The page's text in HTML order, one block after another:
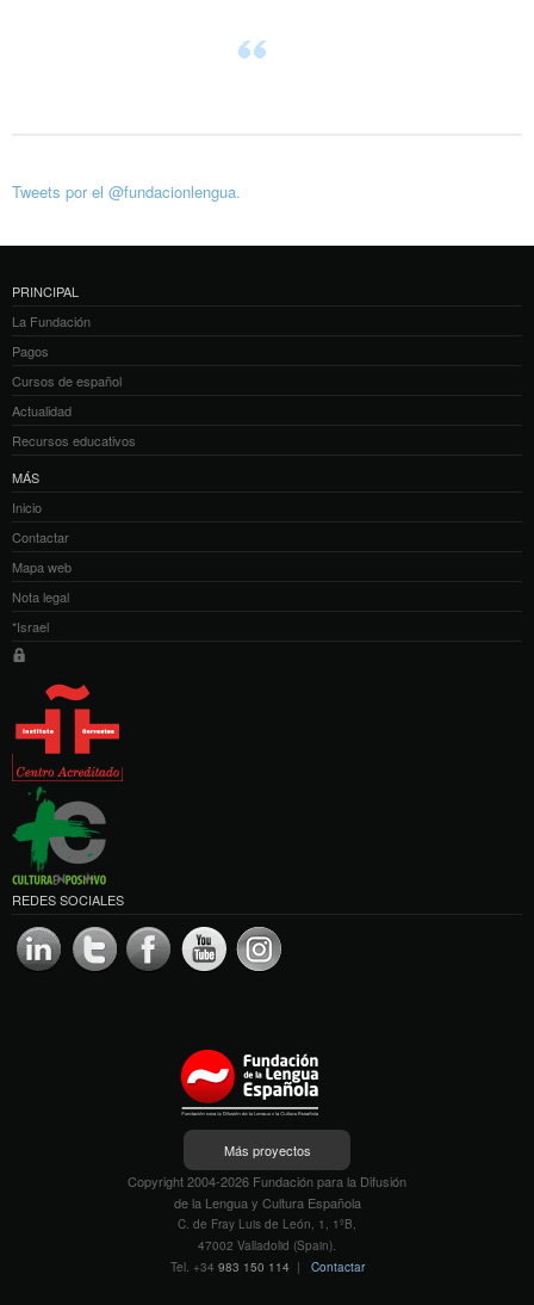
Tweets por el @fundacionlengua.
PRINCIPAL
La Fundación
Pagos
Cursos de español
Actualidad
Recursos educativos
MÁS
Inicio
Contactar
Mapa web
Nota legal
*Israel
REDES SOCIALES
Más proyectos
Copyright 2004-2026 Fundación para la Difusión
de la Lengua y Cultura Española
C. de Fray Luis de León, 1, 1ºB,
47002 Valladolid (Spain).
Tel. +34 983 150 114 | Contactar